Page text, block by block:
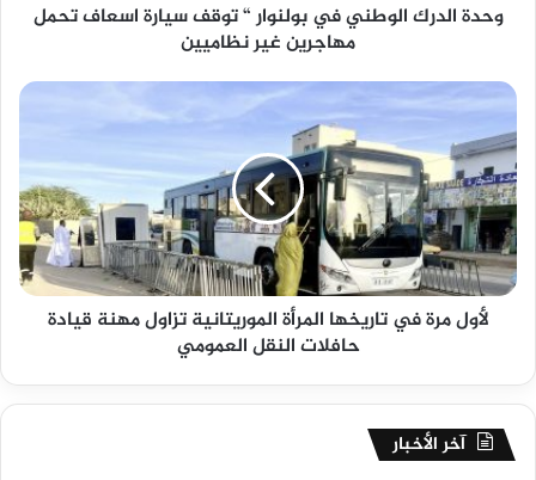
وحدة الدرك الوطني في بولنوار “ توقف سيارة اسعاف تحمل
مهاجرين غير نظاميين
لأول مرة في تاريخها المرأة الموريتانية تزاول مهنة قيادة
حافلات النقل العمومي
آخر الأخبار